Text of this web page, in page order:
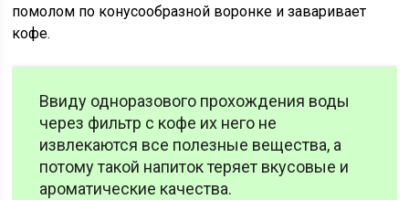
помолом по конусообразной воронке и заваривает
кофе.
Ввиду одноразового прохождения воды
через фильтр с кофе их него не
извлекаются все полезные вещества, а
потому такой напиток теряет вкусовые и
ароматические качества.